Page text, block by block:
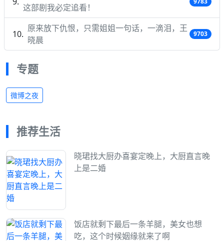
这部剧我必定追看！
原来放下仇恨，只需姐姐一句话，一滴泪，王
晓晨
9703
专题
微博之夜
推荐生活
晓珺找大厨办喜宴定晚上，大厨直言晚
上是二婚
饭店就剩下最后一条羊腿，美女也想
吃，这个时候姻缘就来了啊